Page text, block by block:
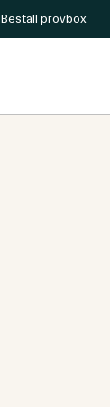
Beställ provbox